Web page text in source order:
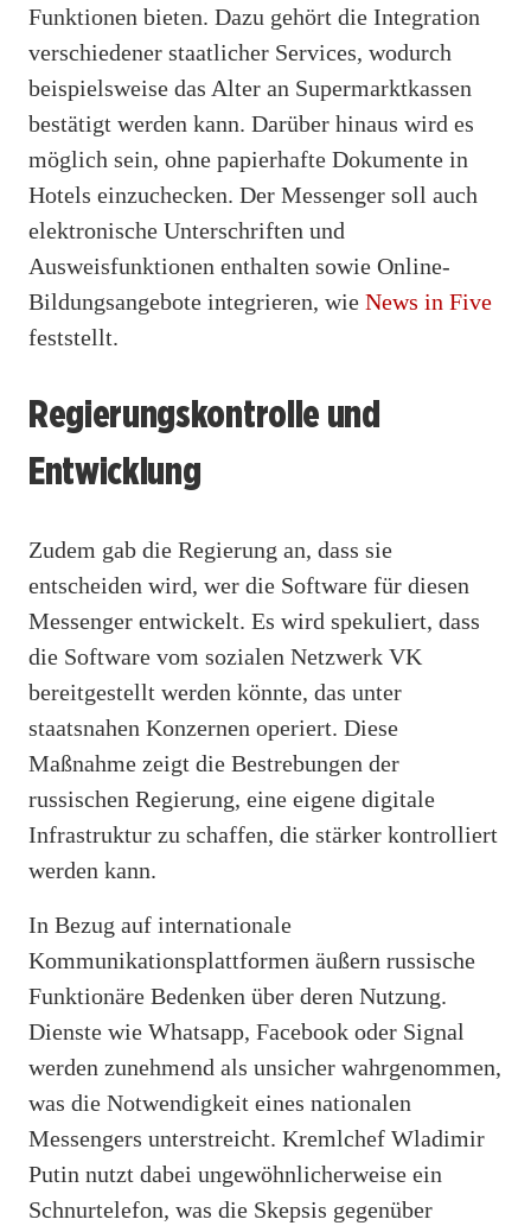
Funktionen bieten. Dazu gehört die Integration
verschiedener staatlicher Services, wodurch
beispielsweise das Alter an Supermarktkassen
bestätigt werden kann. Darüber hinaus wird es
möglich sein, ohne papierhafte Dokumente in
Hotels einzuchecken. Der Messenger soll auch
elektronische Unterschriften und
Ausweisfunktionen enthalten sowie Online-
Bildungsangebote integrieren, wie News in Five
feststellt.
Regierungskontrolle und
Entwicklung
Zudem gab die Regierung an, dass sie
entscheiden wird, wer die Software für diesen
Messenger entwickelt. Es wird spekuliert, dass
die Software vom sozialen Netzwerk VK
bereitgestellt werden könnte, das unter
staatsnahen Konzernen operiert. Diese
Maßnahme zeigt die Bestrebungen der
russischen Regierung, eine eigene digitale
Infrastruktur zu schaffen, die stärker kontrolliert
werden kann.
In Bezug auf internationale
Kommunikationsplattformen äußern russische
Funktionäre Bedenken über deren Nutzung.
Dienste wie Whatsapp, Facebook oder Signal
werden zunehmend als unsicher wahrgenommen,
was die Notwendigkeit eines nationalen
Messengers unterstreicht. Kremlchef Wladimir
Putin nutzt dabei ungewöhnlicherweise ein
Schnurtelefon, was die Skepsis gegenüber